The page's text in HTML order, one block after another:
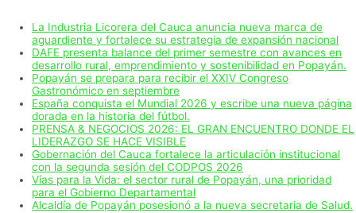
La Industria Licorera del Cauca anuncia nueva marca de
aguardiente y fortalece su estrategia de expansión nacional
DAFE presenta balance del primer semestre con avances en
desarrollo rural, emprendimiento y sostenibilidad en Popayán.
Popayán se prepara para recibir el XXIV Congreso
Gastronómico en septiembre
España conquista el Mundial 2026 y escribe una nueva página
dorada en la historia del fútbol.
PRENSA & NEGOCIOS 2026: EL GRAN ENCUENTRO DONDE EL
LIDERAZGO SE HACE VISIBLE
Gobernación del Cauca fortalece la articulación institucional
con la segunda sesión del CODPOS 2026
Vías para la Vida: el sector rural de Popayán, una prioridad
para el Gobierno Departamental
Alcaldía de Popayán posesionó a la nueva secretaria de Salud.